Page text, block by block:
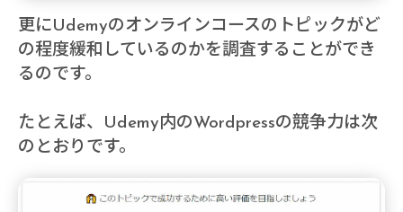
更にUdemyのオンラインコースのトピックがど
の程度緩和しているのかを調査することができ
るのです。
たとえば、Udemy内のWordpressの競争力は次
のとおりです。